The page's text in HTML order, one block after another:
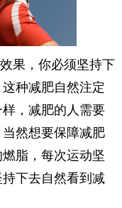
果，你必须坚持下
种减肥自然注定
，减肥的人需要
然想要保障减肥
脂，每次运动坚
下去自然看到减